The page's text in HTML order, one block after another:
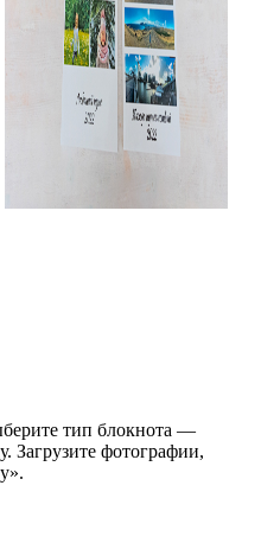
тип блокнота —
Загрузите фотографии,